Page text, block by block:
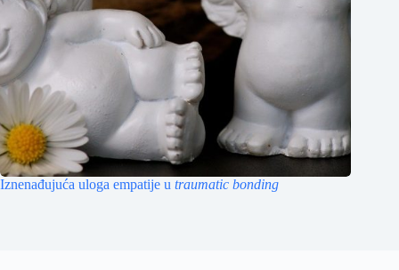
Iznenađujuća uloga empatije u traumatic bonding